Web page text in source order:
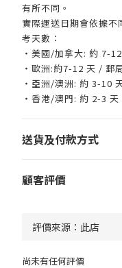
有所不同。
實際運送日期會依據
考天數：
・美國/加拿大: 約 7-
・歐洲:約7-12 天 / 郵
・亞洲/澳洲: 約 3-10
・香港/澳門: 約 2-3
送貨及付款方式
顧客評價
尚未有任何評價